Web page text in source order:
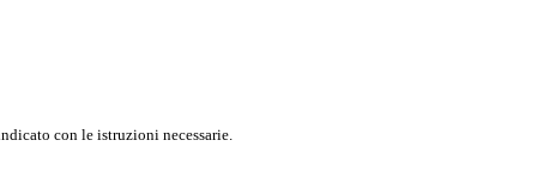
con le istruzioni necessarie.